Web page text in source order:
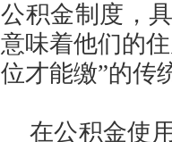
公积金制度，
意味着他们的
位才能缴”的传
在公积金使